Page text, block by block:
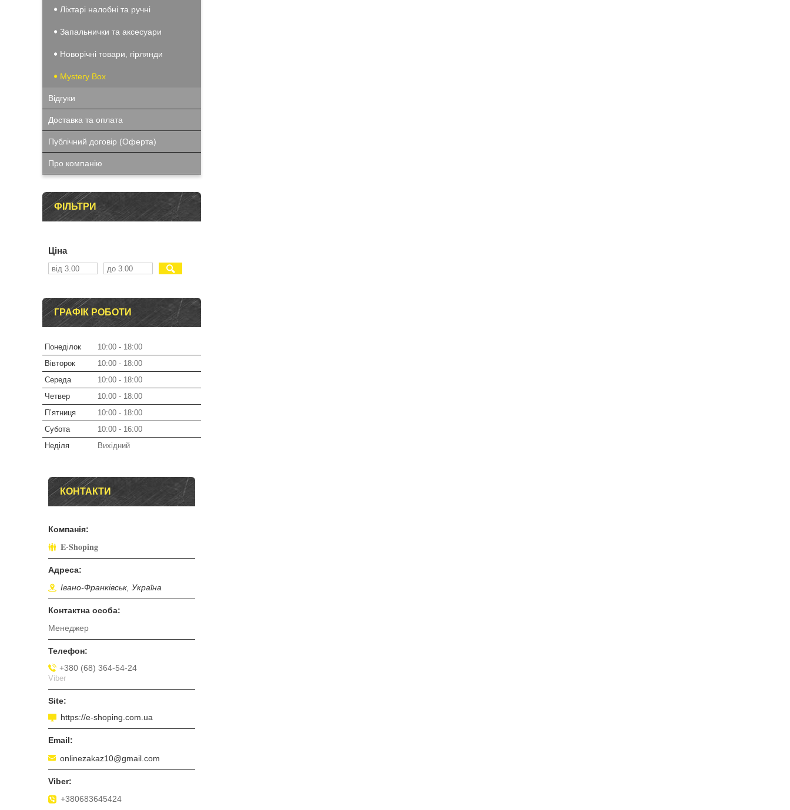
Ліхтарі налобні та ручні
Запальнички та аксесуари
Новорічні товари, гірлянди
Mystery Box
Відгуки
Доставка та оплата
Публічний договір (Оферта)
Про компанію
ФІЛЬТРИ
Ціна
ГРАФІК РОБОТИ
Понеділок 10:00
18:00
Вівторок
10:00
18:00
Середа
10:00
18:00
Четвер
10:00
18:00
Пʼятниця
10:00
18:00
Субота
10:00
16:00
Неділя
Вихідний
КОНТАКТИ
𝐄-𝐒𝐡𝐨𝐩𝐢𝐧𝐠
Івано-Франківськ, Україна
Менеджер
+380 (68) 364-54-24
Viber
https://e-shoping.com.ua
onlinezakaz10@gmail.com
+380683645424